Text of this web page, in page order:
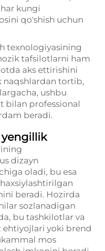
kungi
qo'shish uchun
texnologiyasining
tafsilotlarni ham
aks ettirishini
naqshlardan tortib,
ushbu
bilan professional
beradi.
yengillik
dizayn
oladi, bu esa
beradi. Hozirda
sozlanadigan
bu tashkilotlar va
yoki brend
mos